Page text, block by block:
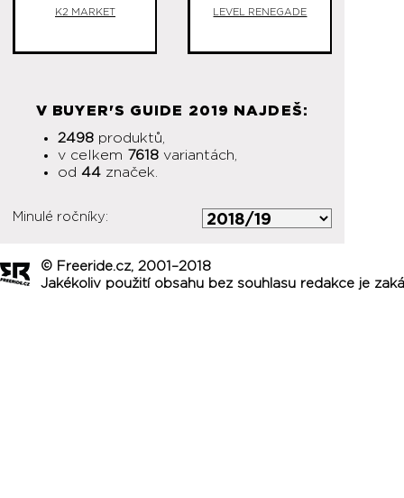
K2 MARKET LEVEL RENEGADE
V BUYER'S GUIDE 2019 NAJDEŠ:
2498 produktů,
v celkem 7618 variantách,
od 44 značek.
Minulé ročníky:
© Freeride.cz, 2001–2018
Jakékoliv použití obsahu bez souhlasu redakce je